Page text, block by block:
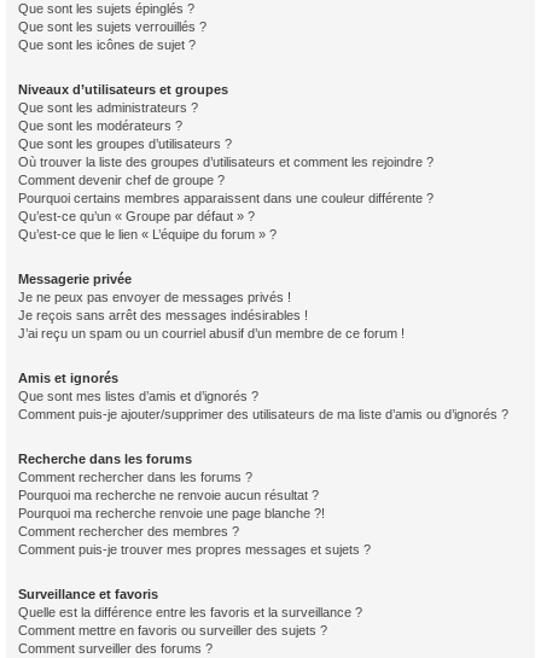
Que sont les sujets épinglés ?
Que sont les sujets verrouillés ?
Que sont les icônes de sujet ?
Niveaux d’utilisateurs et groupes
Que sont les administrateurs ?
Que sont les modérateurs ?
Que sont les groupes d’utilisateurs ?
Où trouver la liste des groupes d’utilisateurs et comment les rejoindre ?
Comment devenir chef de groupe ?
Pourquoi certains membres apparaissent dans une couleur différente ?
Qu’est-ce qu’un « Groupe par défaut » ?
Qu’est-ce que le lien « L’équipe du forum » ?
Messagerie privée
Je ne peux pas envoyer de messages privés !
Je reçois sans arrêt des messages indésirables !
J’ai reçu un spam ou un courriel abusif d’un membre de ce forum !
Amis et ignorés
Que sont mes listes d’amis et d’ignorés ?
Comment puis-je ajouter/supprimer des utilisateurs de ma liste d’amis ou d’ignorés ?
Recherche dans les forums
Comment rechercher dans les forums ?
Pourquoi ma recherche ne renvoie aucun résultat ?
Pourquoi ma recherche renvoie une page blanche ?!
Comment rechercher des membres ?
Comment puis-je trouver mes propres messages et sujets ?
Surveillance et favoris
Quelle est la différence entre les favoris et la surveillance ?
Comment mettre en favoris ou surveiller des sujets ?
Comment surveiller des forums ?